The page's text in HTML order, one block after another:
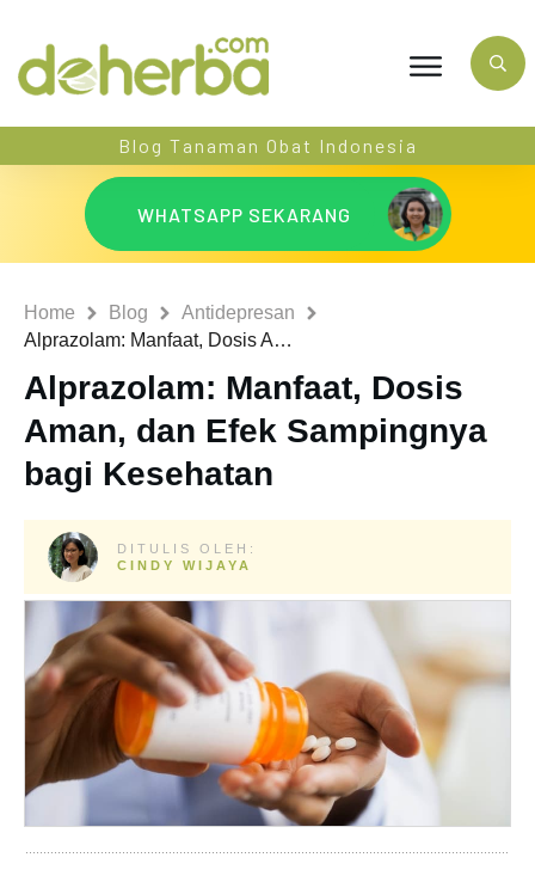
Blog Tanaman Obat Indonesia
WHATSAPP SEKARANG
Home Blog
Antidepresan
Alprazolam: Manfaat, Dosis Aman, dan Efek Sampingnya bagi Kesehatan
Alprazolam: Manfaat, Dosis
Aman, dan Efek Sampingnya
bagi Kesehatan
DITULIS OLEH:
CINDY WIJAYA